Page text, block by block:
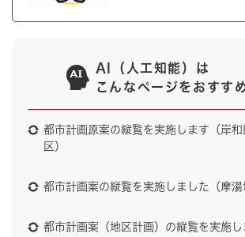
AI（人工知能）は
こんなページをおすす
都市計画原案の縦覧を実施します（岸
区）
都市計画案の縦覧を実施しました（摩湯
都市計画案（地区計画）の縦覧を実施